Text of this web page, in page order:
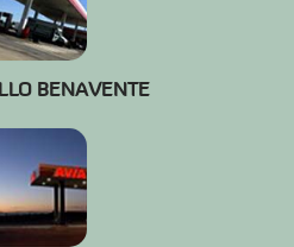
BENAVENTE